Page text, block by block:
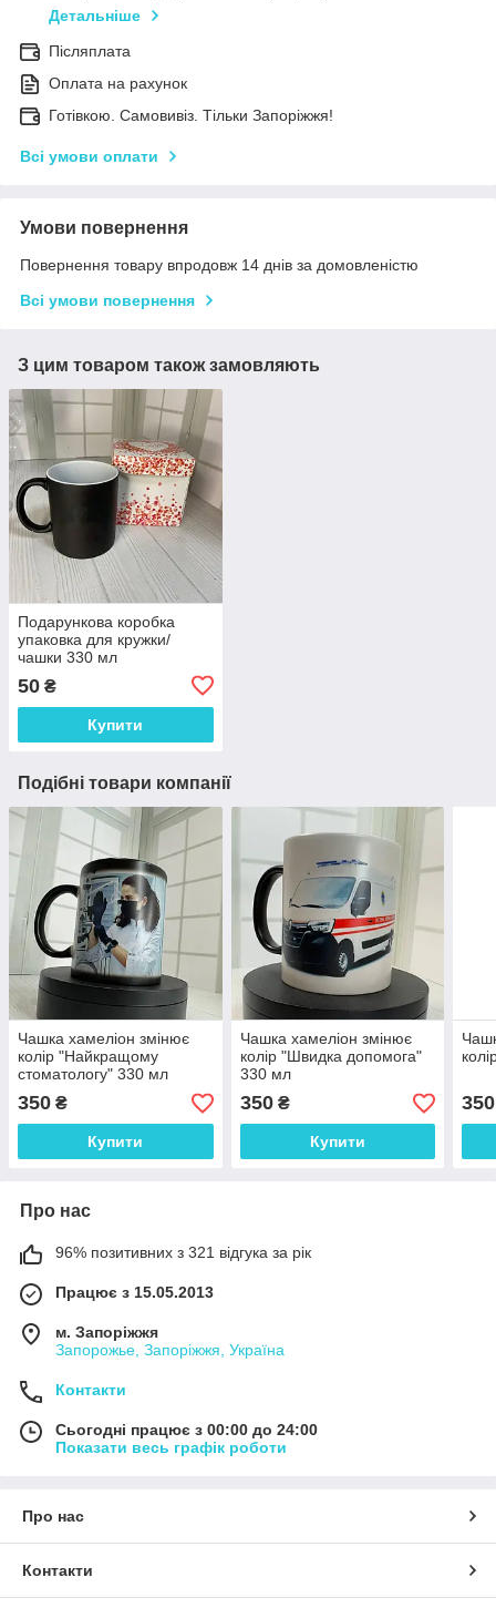
Детальніше
Післяплата
Оплата на рахунок
Готівкою. Самовивіз. Тільки Запоріжжя!
Всі умови оплати
Умови повернення
Повернення товару впродовж 14 днів за домовленістю
Всі умови повернення
З цим товаром також замовляють
Подарункова коробка
упаковка для кружки/
чашки 330 мл
50 ₴
Купити
Подібні товари компанії
Чашка хамеліон змінює
колір "Найкращому
стоматологу" 330 мл
350 ₴
Купити
Чашка хамеліон змінює
колір "Швидка допомога"
330 мл
350₴
Купити
350
Про нас
96% позитивних з 321 відгука за рік
Працює з 15.05.2013
м. Запоріжжя
Запорожье, Запоріжжя, Україна
Контакти
Сьогодні працює з 00:00 до 24:00
Показати весь графік роботи
Про нас
Контакти